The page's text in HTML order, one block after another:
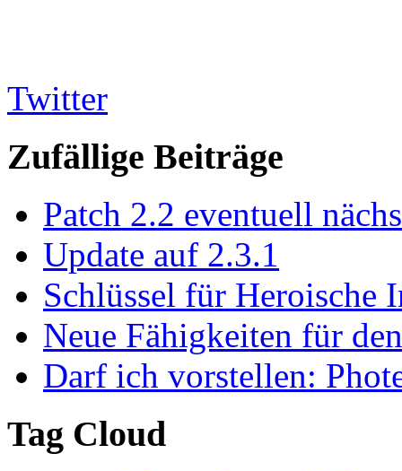
Twitter
Zufällige Beiträge
Patch 2.2 eventuell
Update auf 2.3.1
Schlüssel für Heroische
Neue Fähigkeiten für
Darf ich vorstellen:
Tag Cloud